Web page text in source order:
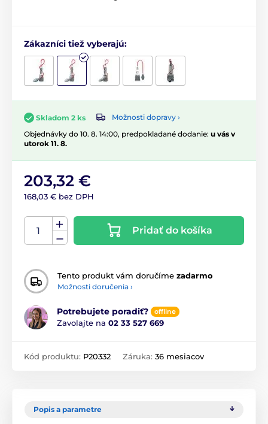
Zákazníci tiež vyberajú:
Skladom 2 ks
Možnosti dopravy ›
Objednávky do 10. 8. 14:00, predpokladané dodanie: u vás v
utorok 11. 8.
203,32 €
168,03 € bez DPH
Pridať do košíka
Tento produkt vám doručíme zadarmo
Možnosti doručenia ›
Potrebujete poradiť? offline
Zavolajte na 02 33 527 669
Kód produktu: P20332 Záruka: 36 mesiacov
Popis a parametre